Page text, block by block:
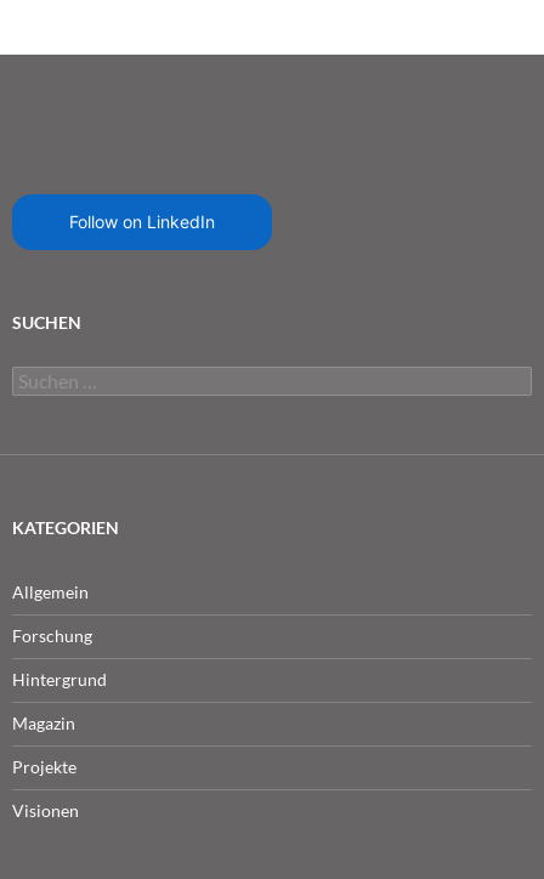
Follow on LinkedIn
SUCHEN
Suchen
nach:
KATEGORIEN
Allgemein
Forschung
Hintergrund
Magazin
Projekte
Visionen